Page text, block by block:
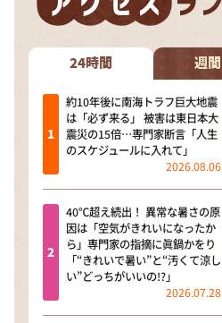
24時間 週間
約10年後に南海トラフ巨大地震
は「必ず来る」 被害は東日本大
震災の15倍…専門家断言「人生
のスケジュールに入れて」
2026.08.06
40℃超え続出！ 異常な暑さの原
因は「空気がきれいになったか
ら」専門家の指摘に眞鍋かをり
「“きれいで暑い”と“汚くて涼し
い”どっちがいいの!?」
2026.07.28